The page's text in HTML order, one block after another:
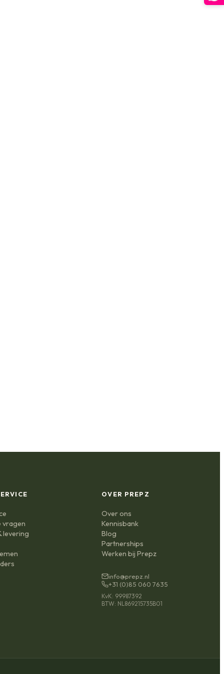
vragen
levering
OVER PREPZ
Over ons
Kennisbank
Blog
Partnerships
Werken bij Prepz
info@prepz.nl
+31 (0)85 060 7635
KvK: 99987392
BTW: NL869215735B01